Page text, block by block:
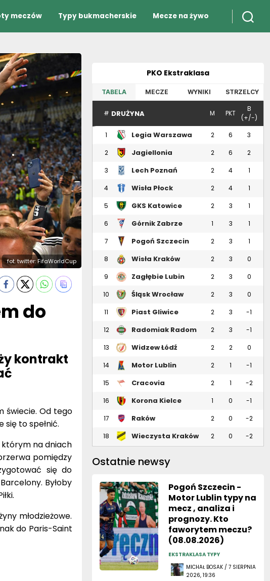
meczów Typy bukmacherskie Mecze na żywo
fot. twitter: FifaWorldCup
do
kontrakt
świecie. Od tego
się to spełnić.
na dniach
pomiędzy
się do
Byłoby
młodzieżowe.
do Paris-Saint
PKO Ekstraklasa
TABELA MECZE WYNIKI STRZELCY
# DRUŻYNA M PKT
B
(+/-)
1
Legia Warszawa 2 6 3
2
Jagiellonia
2 6 2
3 Lech Poznań 2 4 1
4 Wisła Płock 2 4 1
5 GKS Katowice 2 3 1
6 Górnik Zabrze 1 3 1
7 Pogoń Szczecin 2 3 1
8 Wisła Kraków 2 3 0
9 Zagłębie Lubin 2 3 0
10 Śląsk Wrocław 2 3 0
11 Piast Gliwice 2 3 -1
12 Radomiak Radom 2 3 -1
13 Widzew Łódź 2 2 0
14 Motor Lublin 2 1 -1
15 Cracovia 2 1 -2
16 Korona Kielce 1 0 -1
17
Raków
2 0 -2
18 Wieczysta Kraków 2 0 -2
Ostatnie newsy
Pogoń Szczecin -
Motor Lublin typy na
mecz , analiza i
prognozy. Kto
faworytem meczu?
(08.08.2026)
EKSTRAKLASA TYPY
MICHAŁ BOSAK / 7 SIERPNIA
2026, 19:36